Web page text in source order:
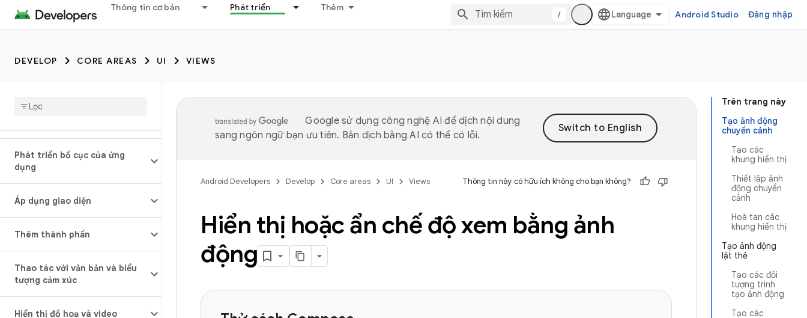
Thông tin cơ bản Phát triển Thêm
/ Android Studio Đăng nhập
DEVELOP CORE AREAS UI VIEWS
Phát triển bố cục của ứng
dụng
Áp dụng giao diện
Thêm thành phần
Thao tác với văn bản và biểu
tượng cảm xúc
Hiển thị đồ hoạ và video
Trên trang này
Tạo ảnh động
chuyển cảnh
Tạo các
khung hiển thị
Thiết lập ảnh
động chuyển
cảnh
Hoà tan các
khung hiển thị
Tạo ảnh động
lật thẻ
Tạo các đối
tượng trình
tạo ảnh động
Tạo các
Google sử dụng công nghệ AI để dịch nội dung
sang ngôn ngữ bạn ưu tiên. Bản dịch bằng AI có thể có lỗi.
Android Developers Develop Core areas UI Views Thông tin này có hữu ích không cho bạn không?
Hiển thị hoặc ẩn chế độ xem bằng ảnh
động